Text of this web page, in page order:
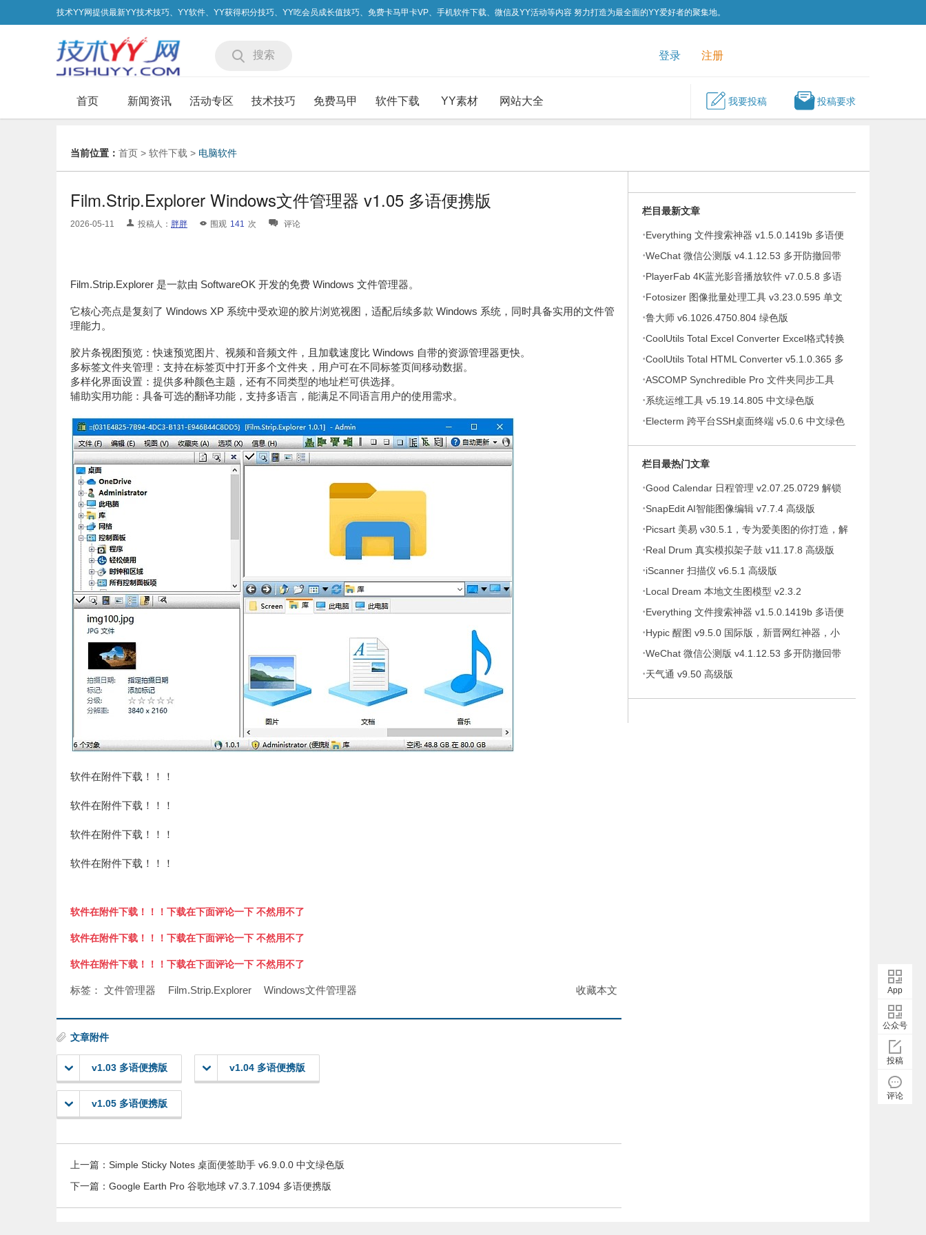
技术YY网提供最新YY技术技巧、YY软件、YY获得积分技巧、YY吃会员成长值技巧、免费卡马甲卡VP、手机软件下载、微信及YY活动等内容 努力打造为最全面的YY爱好者的聚集地。
搜索 登录 注册
首页 新闻资讯 活动专区 技术技巧 免费马甲 软件下载 YY素材 网站大全 我要投稿 投稿要求
当前位置： 首页 > 软件下载 > 电脑软件
Film.Strip.Explorer Windows文件管理器 v1.05 多语便携版
2026-05-11 投稿人： 胖胖 围观 141 次 评论
Film.Strip.Explorer 是一款由 SoftwareOK 开发的免费 Windows 文件管理器。
它核心亮点是复刻了 Windows XP 系统中受欢迎的胶片浏览视图，适配后续多款 Windows 系统，同时具备实用的文件管
理能力。
胶片条视图预览：快速预览图片、视频和音频文件，且加载速度比 Windows 自带的资源管理器更快。
多标签文件夹管理：支持在标签页中打开多个文件夹，用户可在不同标签页间移动数据。
多样化界面设置：提供多种颜色主题，还有不同类型的地址栏可供选择。
辅助实用功能：具备可选的翻译功能，支持多语言，能满足不同语言用户的使用需求。
软件在附件下载！！！
软件在附件下载！！！
软件在附件下载！！！
软件在附件下载！！！
软件在附件下载！！！下载在下面评论一下 不然用不了
软件在附件下载！！！下载在下面评论一下 不然用不了
软件在附件下载！！！下载在下面评论一下 不然用不了
收藏本文
标签： 文件管理器 Film.Strip.Explorer Windows文件管理器
文章附件
v1.03 多语便携版 v1.04 多语便携版
v1.05 多语便携版
上一篇： Simple Sticky Notes 桌面便签助手 v6.9.0.0 中文绿色版
下一篇： Google Earth Pro 谷歌地球 v7.3.7.1094 多语便携版
栏目最新文章
·Everything 文件搜索神器 v1.5.0.1419b 多语便
携版
·WeChat 微信公测版 v4.1.12.53 多开防撤回带
提示绿色版
·PlayerFab 4K蓝光影音播放软件 v7.0.5.8 多语
便携版
·Fotosizer 图像批量处理工具 v3.23.0.595 单文
件绿色版
·鲁大师 v6.1026.4750.804 绿色版
·CoolUtils Total Excel Converter Excel格式转换
器 v7.1.0.146 多语便携版
·CoolUtils Total HTML Converter v5.1.0.365 多
语便携版
·ASCOMP Synchredible Pro 文件夹同步工具
v9.117 多语便携版
·系统运维工具 v5.19.14.805 中文绿色版
·Electerm 跨平台SSH桌面终端 v5.0.6 中文绿色
栏目最热门文章
·Good Calendar 日程管理 v2.07.25.0729 解锁
会员
·SnapEdit AI智能图像编辑 v7.7.4 高级版
·Picsart 美易 v30.5.1，专为爱美图的你打造，解
锁高级版
·Real Drum 真实模拟架子鼓 v11.17.8 高级版
·iScanner 扫描仪 v6.5.1 高级版
·Local Dream 本地文生图模型 v2.3.2
·Everything 文件搜索神器 v1.5.0.1419b 多语便
携版
·Hypic 醒图 v9.5.0 国际版，新晋网红神器，小
仙女修图！必！备！
·WeChat 微信公测版 v4.1.12.53 多开防撤回带
提示绿色版
·天气通 v9.50 高级版
App
公众号
投稿
评论